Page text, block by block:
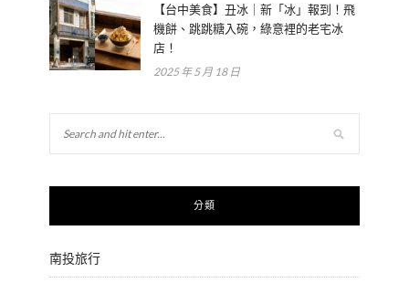
【台中美食】丑冰｜新「冰」報到！飛
機餅、跳跳糖入碗，綠意裡的老宅冰
店！
2025 年 5 月 18 日
分類
南投旅行